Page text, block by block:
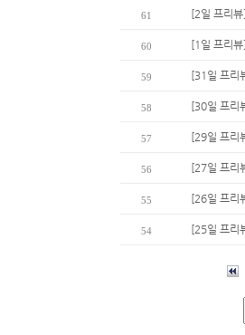
61 [2일 프리
60 [1일 프리
59 [31일 프리
58 [30일 프리
57 [29일 프리
56 [27일 프리
55 [26일 프리
54 [25일 프리